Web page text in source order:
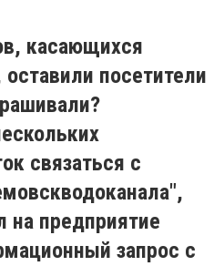
касающихся
посетители
связаться с
на предприятие
запрос с